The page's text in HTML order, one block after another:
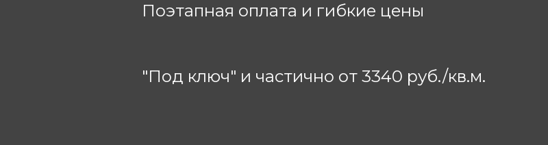
Поэтапная оплата и гибкие цены
"Под ключ" и частично от 3340 руб./кв.м.